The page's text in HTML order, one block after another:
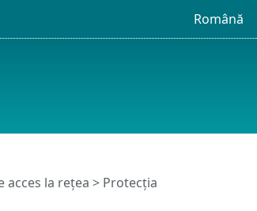
Română
acces la rețea > Protecția